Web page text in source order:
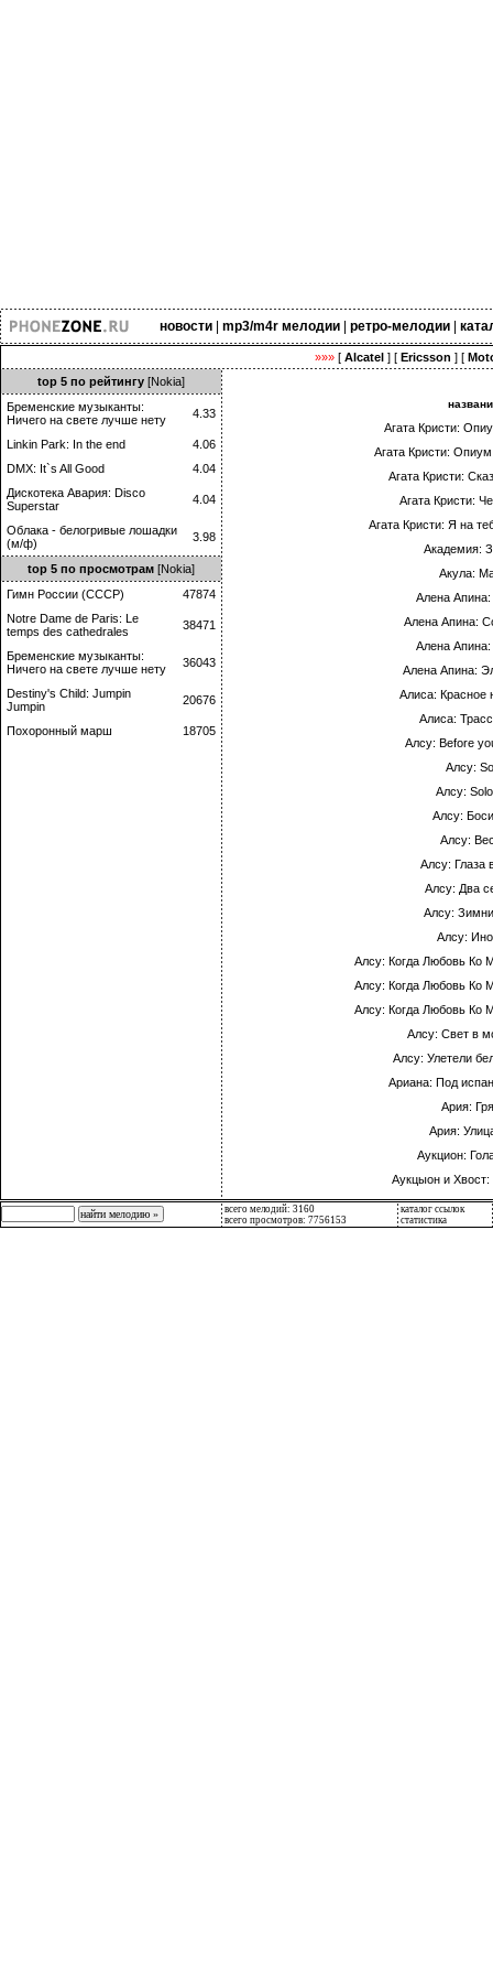
новости| mp3/m4r мелодии| ретро-мелодии|
»»»[ Alcatel] [ Ericsson ] [
top 5 по рейтингу [Nokia]
Бременские музыканты:
Ничего на свете лучше нету
4.33
Linkin Park: In the end
4.06
DMX: It`s All Good
4.04
Дискотека Авария: Disco
Superstar
4.04
Облака - белогривые лошадки
(м/ф)
3.98
top 5 по просмотрам [Nokia]
Гимн России (СССР)
47874
Notre Dame de Paris: Le
temps des cathedrales
38471
Бременские музыканты:
Ничего на свете лучше нету
36043
Destiny's Child: Jumpin
Jumpin
20676
Похоронный марш 18705
Агата Кристи:
Агата Кристи: Опиум
Агата Кристи:
Агата Кристи:
Агата Кристи: Я на
Академия:
Акула:
Алена
Алена Апина:
Алена Апина:
Алена Апина:
Алиса: Красное
Алиса:
Алсу: Before
Алсу:
Алсу:
Алсу:
Алсу:
Алсу: Глаза
Алсу: Два
Алсу:
Алсу:
Алсу: Когда Любовь Ко
Алсу: Когда Любовь Ко
Алсу: Когда Любовь Ко
Алсу: Свет в
Алсу: Улетели
Ариана: Под
Ария:
Ария:
Аукцион:
Аукцыон и
всего мелодий: 3160
всего просмотров: 7756153
каталог ссылок
статистика